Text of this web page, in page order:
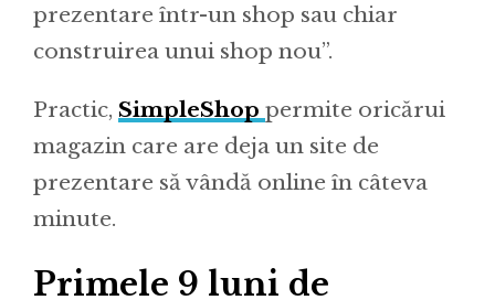
prezentare într-un shop sau chiar
construirea unui shop nou”.
Practic, SimpleShop permite oricărui
magazin care are deja un site de
prezentare să vândă online în câteva
minute.
Primele 9 luni de